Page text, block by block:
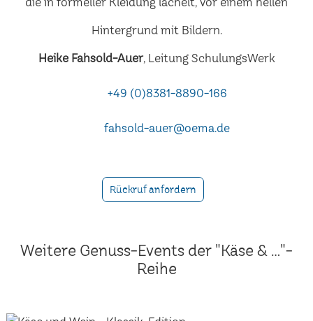
Heike Fahsold-Auer, Leitung SchulungsWerk
+49 (0)8381-8890-166
fahsold-auer@oema.de
Rückruf anfordern
Weitere Genuss-Events der "Käse & ..."-
Reihe